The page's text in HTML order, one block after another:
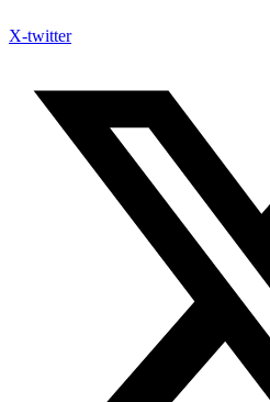
X-twitter